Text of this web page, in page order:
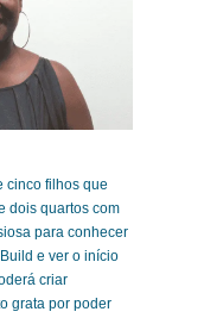
cinco filhos que
dois quartos com
para conhecer
e ver o início
criar
grata por poder